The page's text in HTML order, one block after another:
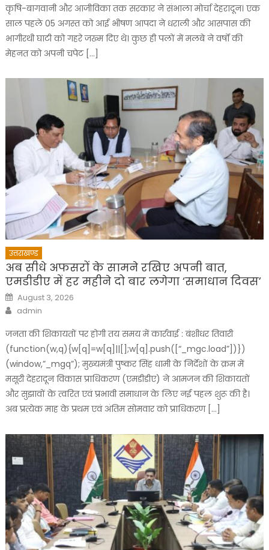
कृषि-बागवानी और आजीविका तक सरकार ने संभाला मोर्चा देहरादून। एक
साल पहले 05 अगस्त को आई भीषण आपदा ने धराली और आसपास की
भागीरथी घाटी को गहरे जख्म दिए थे। कुछ ही पलों में मलबे ने वर्षों की
मेहनत को अपनी चपेट […]
उत्तराखण्ड
अब सीधे अफसरों के सामने रखिए अपनी बात,
एमडीडीए में हर महीने दो बार लगेगा ‘समाधान दिवस’
Posted
on
August 3, 2026
Author
admin
जनता की शिकायतों पर होगी तय समय में कार्रवाई : बंशीधर तिवारी
(function(w,q){w[q]=w[q]||[];w[q].push([“_mgc.load”])})
(window,”_mgq”); मुख्यमंत्री पुष्कर सिंह धामी के निर्देशों के क्रम में
मसूरी देहरादून विकास प्राधिकरण (एमडीडीए) ने आमजन की शिकायतों
और सुझावों के त्वरित एवं प्रभावी समाधान के लिए नई पहल शुरू की है।
अब प्रत्येक माह के प्रथम एवं अंतिम सोमवार को प्राधिकरण […]